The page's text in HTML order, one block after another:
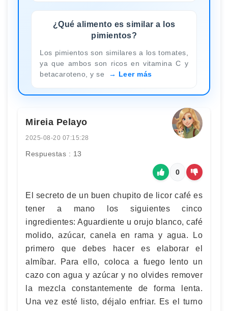
¿Qué alimento es similar a los
pimientos?
Los pimientos son similares a los tomates,
ya que ambos son ricos en vitamina C y
betacaroteno, y se
Leer más
Mireia Pelayo
2025-08-20 07:15:28
Respuestas : 13
0
El secreto de un buen chupito de licor café es
tener a mano los siguientes cinco
ingredientes: Aguardiente u orujo blanco, café
molido, azúcar, canela en rama y agua. Lo
primero que debes hacer es elaborar el
almíbar. Para ello, coloca a fuego lento un
cazo con agua y azúcar y no olvides remover
la mezcla constantemente de forma lenta.
Una vez esté listo, déjalo enfriar. Es el turno